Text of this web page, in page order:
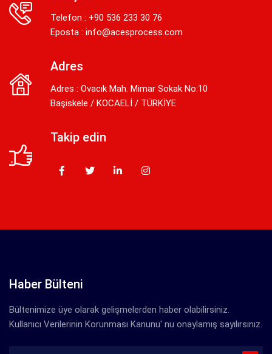
Telefon : +90 536 233 30 76
Eposta : info@acesprocess.com
Adres
Adres : Ovacık Mah. Mimar Sokak No:10
Başiskele / KOCAELİ / TÜRKİYE
Takip edin
Haber Bülteni
Bültenimize üye olarak gelişmelerden haber olabilirsiniz.
Kullanıcı Verilerinin Korunması Kanunu' nu onaylamış sayılırsınız.